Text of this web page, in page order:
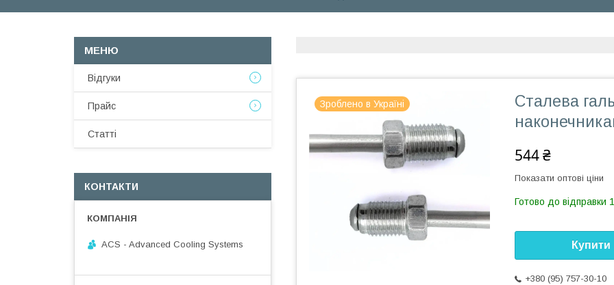
Зроблено в Україні
Сталева
544 ₴
Показати оптові ціни
Готово до відправки
Купити
+380 (95) 757-30-10
Відгуки
Прайс
Статті
КОНТАКТИ
ACS - Advanced Cooling Systems